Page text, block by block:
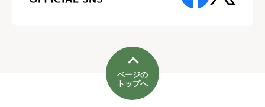
ページの
トップへ